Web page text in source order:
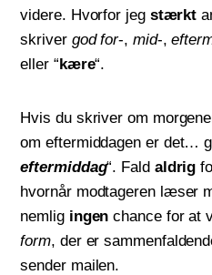
videre. Hvorfor jeg stærkt
skriver god for-, mid-,
eller “kære“.
Hvis du skriver om
om eftermiddagen er det…
eftermiddag“. Fald aldrig
hvornår modtageren læser
nemlig ingen chance for at
form, der er
sender mailen.